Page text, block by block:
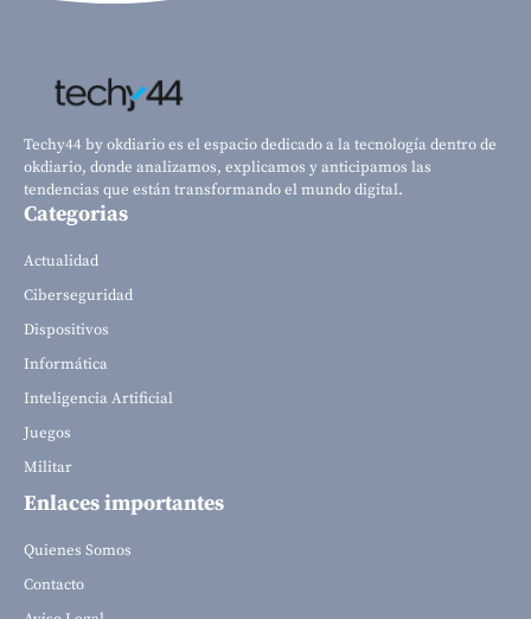
Techy44 by okdiario es el espacio dedicado a la tecnología dentro de
okdiario, donde analizamos, explicamos y anticipamos las
tendencias que están transformando el mundo digital.
Categorias
Actualidad
Ciberseguridad
Dispositivos
Informática
Inteligencia Artificial
Juegos
Militar
Enlaces importantes
Quienes Somos
Contacto